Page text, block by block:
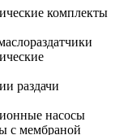
комплекты
раздачи
насосы
с мембраной